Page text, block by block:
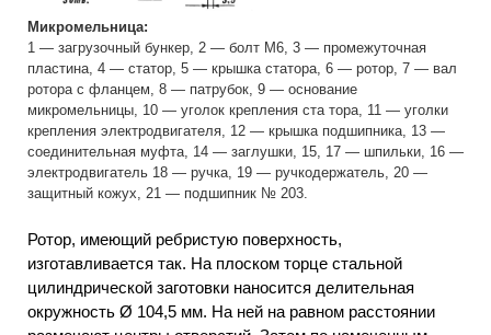
Микромельница:
1 — загрузочный бункер, 2 — болт М6, 3 — промежуточная
пластина, 4 — статор, 5 — крышка статора, 6 — ротор, 7 — вал
ротора с фланцем, 8 — патрубок, 9 — основание
микромельницы, 10 — уголок крепления ста тора, 11 — уголки
крепления электродвигателя, 12 — крышка подшипника, 13 —
соединительная муфта, 14 — заглушки, 15, 17 — шпильки, 16 —
электродвигатель 18 — ручка, 19 — ручкодержатель, 20 —
защитный кожух, 21 — подшипник № 203.
Ротор, имеющий ребристую поверхность,
изготавливается так. На плоском торце стальной
цилиндрической заготовки наносится делительная
окружность Ø 104,5 мм. На ней на равном расстоянии